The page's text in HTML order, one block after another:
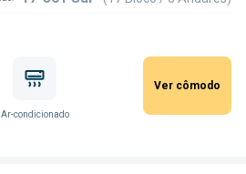
Ar-condicionado
Ver cômodo